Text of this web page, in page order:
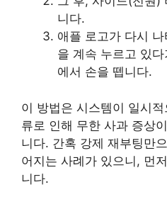
니다.
애플 로고가 다시
을 계속 누르고 있
에서 손을 뗍니다.
이 방법은 시스템이 일시
류로 인해 무한 사과 증상
니다. 간혹 강제 재부팅만
어지는 사례가 있으니, 먼
니다.